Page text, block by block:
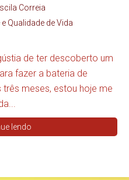
Correia
Qualidade de Vida
de ter descoberto um
fazer a bateria de
meses, estou hoje me
lendo